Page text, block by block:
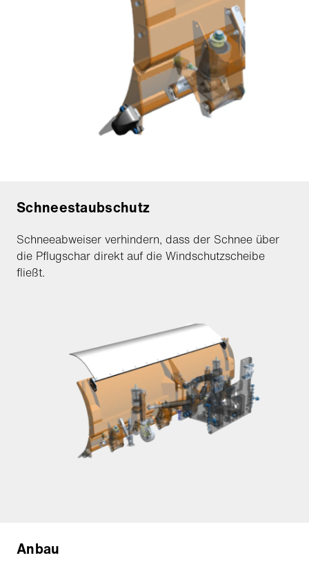
Schneestaubschutz
Schneeabweiser verhindern, dass der Schnee über
die Pflugschar direkt auf die Windschutzscheibe
fließt.
Anbau